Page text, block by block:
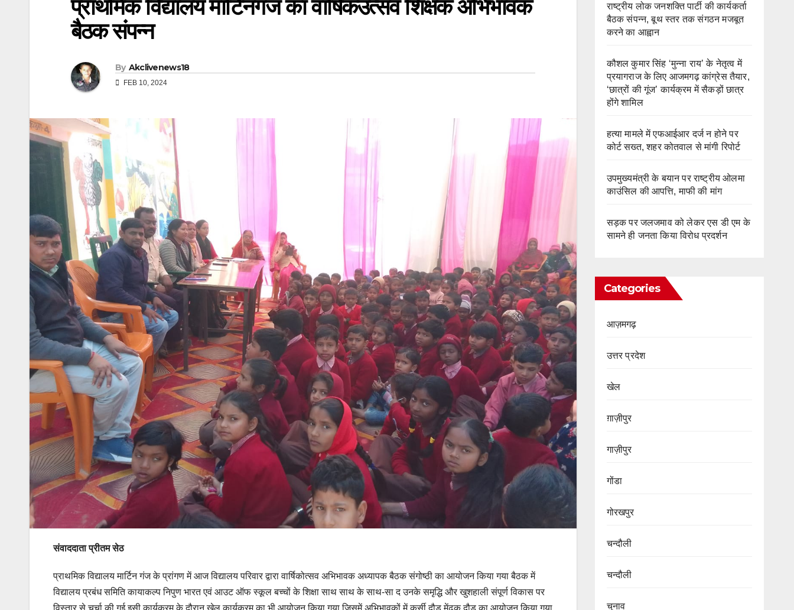
प्राथमिक विद्यालय मार्टिनगंज का वार्षिकउत्सव शिक्षक अभिभावक
बैठक संपन्न
By Akclivenews18
FEB 10, 2024
संवाददाता प्रीतम सेठ
प्राथमिक विद्यालय मार्टिन गंज के प्रांगण में आज विद्यालय परिवार द्वारा वार्षिकोत्सव अभिभावक अध्यापक बैठक संगोष्ठी का आयोजन किया गया बैठक में
विद्यालय प्रबंध समिति कायाकल्प निपुण भारत एवं आउट ऑफ स्कूल बच्चों के शिक्षा साथ साथ के साथ-सा द उनके समृद्धि और खुशहाली संपूर्ण विकास पर
राष्ट्रीय लोक जनशक्ति पार्टी की कार्यकर्ता
बैठक संपन्न, बूथ स्तर तक संगठन मजबूत
करने का आह्वान
कौशल कुमार सिंह ‘मुन्ना राय’ के नेतृत्व में
प्रयागराज के लिए आजमगढ़ कांग्रेस तैयार,
‘छात्रों की गूंज’ कार्यक्रम में सैकड़ों छात्र
होंगे शामिल
हत्या मामले में एफआईआर दर्ज न होने पर
कोर्ट सख्त, शहर कोतवाल से मांगी रिपोर्ट
उपमुख्यमंत्री के बयान पर राष्ट्रीय ओलमा
काउंसिल की आपत्ति, माफी की मांग
सड़क पर जलजमाव को लेकर एस डी एम के
सामने ही जनता किया विरोध प्रदर्शन
Categories
आज़मगढ़
उत्तर प्रदेश
खेल
ग़ाज़ीपुर
गाज़ीपुर
गोंडा
गोरखपुर
चन्दौली
चन्दौली
चुनाव